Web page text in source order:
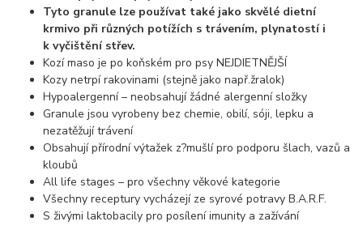
Tyto granule lze používat také jako skvělé dietní
krmivo při různých potížích s trávením, plynatostí i
k vyčištění střev.
Kozí maso je po koňském pro psy NEJDIETNĚJŠÍ
Kozy netrpí rakovinami (stejně jako např.žralok)
Hypoalergenní – neobsahují žádné alergenní složky
Granule jsou vyrobeny bez chemie, obilí, sóji, lepku a
nezatěžují trávení
Obsahují přírodní výtažek z?mušlí pro podporu šlach, vazů a
kloubů
All life stages – pro všechny věkové kategorie
Všechny receptury vycházejí ze syrové potravy B.A.R.F.
S živými laktobacily pro posílení imunity a zažívání